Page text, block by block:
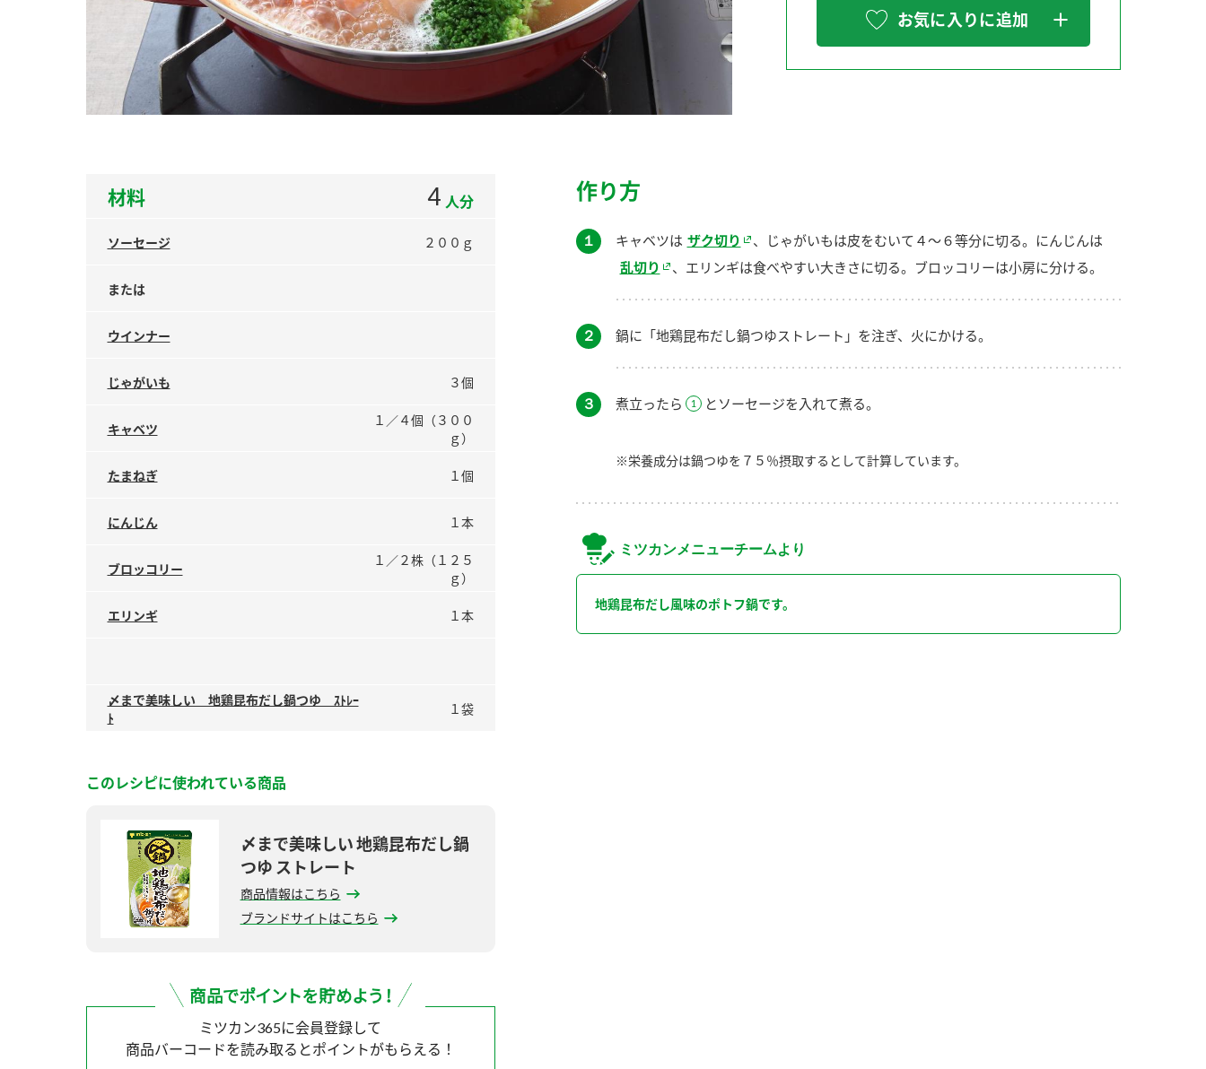
お気に入りに追加
材料 4 人分
ソーセージ ２００ｇ
または
ウインナー
じゃがいも ３個
キャベツ
１／４個（３００
ｇ）
たまねぎ １個
にんじん １本
ブロッコリー
１／２株（１２５
ｇ）
エリンギ １本
〆まで美味しい 地鶏昆布だし鍋つゆ ｽﾄﾚｰ
ﾄ
１袋
このレシピに使われている商品
〆まで美味しい 地鶏昆布だし鍋
つゆ ストレート
商品情報はこちら
ブランドサイトはこちら
ミツカン365に会員登録して
商品バーコードを読み取ると ポイントがもらえる！
作り方
１ キャベツは ザク切り
、じゃがいもは皮をむいて４～６等分に切る。にんじんは
乱切り
、エリンギは食べやすい大きさに切る。ブロッコリーは小房に分ける。
２ 鍋に「地鶏昆布だし鍋つゆストレート」を注ぎ、火にかける。
３ 煮立ったら とソーセージを入れて煮る。
※栄養成分は鍋つゆを７５％摂取するとして計算しています。
ミツカンメニューチームより
地鶏昆布だし風味のポトフ鍋です。